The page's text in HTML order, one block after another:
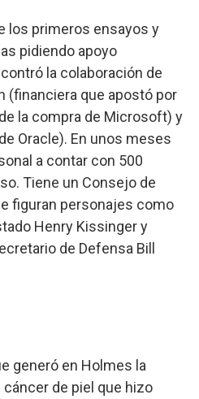
los primeros ensayos y
pidiendo apoyo
la colaboración de
(financiera que apostó por
la compra de Microsoft) y
Oracle). En unos meses
a contar con 500
Tiene un Consejo de
figuran personajes como
Henry Kissinger y
de Defensa Bill
generó en Holmes la
de piel que hizo